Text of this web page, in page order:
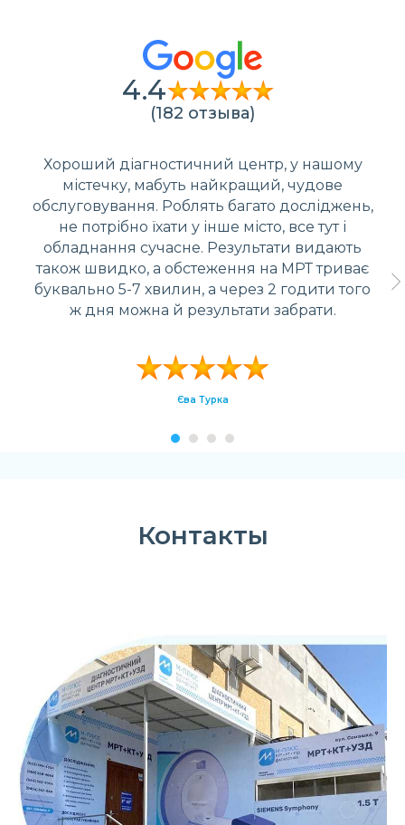
4.4
(182 отзыва)
Хороший діагностичний центр, у нашому
містечку, мабуть найкращий, чудове
обслуговування. Роблять багато досліджень,
не потрібно їхати у інше місто, все тут і
обладнання сучасне. Результати видають
також швидко, а обстеження на МРТ триває
буквально 5-7 хвилин, а через 2 годити того
ж дня можна й результати забрати.
Єва Турка
Контакты